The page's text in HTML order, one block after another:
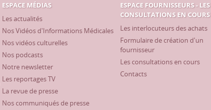
ESPACE MÉDIAS
Les actualités
Nos Vidéos d'Informations Médicales
Nos vidéos culturelles
Nos podcasts
Notre newsletter
Les reportages TV
La revue de presse
Nos communiqués de presse
ESPACE FOURNISSEURS - LES
CONSULTATIONS EN COURS
Les interlocuteurs des achats
Formulaire de création d'un
fournisseur
Les consultations en cours
Contacts